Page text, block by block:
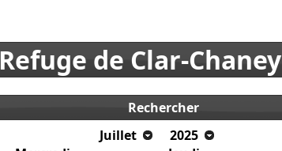
Refuge de Clar-Chaney
Rechercher
Juillet
2025